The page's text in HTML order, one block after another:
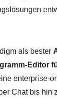
als bester
Editor
enterprise-
Chat bis hin